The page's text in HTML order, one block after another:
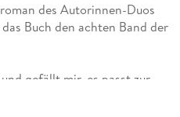
dazu
Szenen, von denen es
des Autorinnen-Duos
Buch den achten Band der
gefällt mir, es passt zur